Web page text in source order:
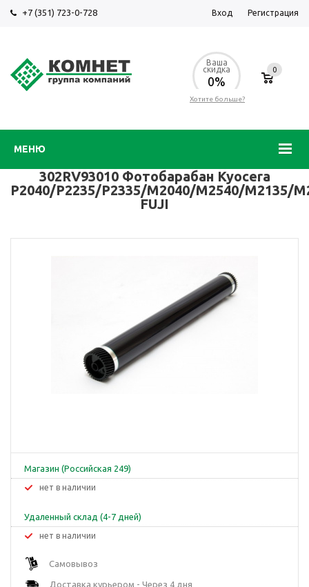
+7 (351) 723-0-728 Вход Регистрация
МЕНЮ
Ваша
скидка
0%
Хотите больше?
0
302RV93010 Фотобарабан Kyocera
P2040/P2235/P2335/M2040/M2540/M2135/
FUJI
Магазин (Российская 249)
Нет в наличии
Удаленный склад (4-7 дней)
Нет в наличии
Самовывоз
Доставка курьером - Через 4 дня